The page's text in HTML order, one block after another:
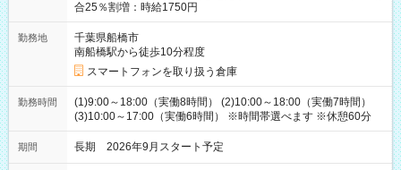
合25％割増：時給1750円
勤務地
千葉県船橋市
南船橋駅から徒歩10分程度
スマートフォンを取り扱う倉庫
勤務時間
(1)9:00～18:00（実働8時間） (2)10:00～18:00（実働7時間）
(3)10:00～17:00（実働6時間） ※時間帯選べます ※休憩60分
期間 長期 2026年9月スタート予定